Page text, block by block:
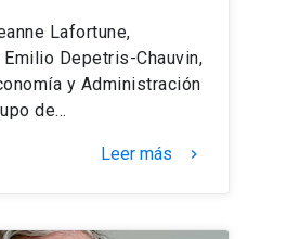
Lafortune,
Depetris-Chauvin,
y Administración
de…
Leer más keyboard_arrow_right